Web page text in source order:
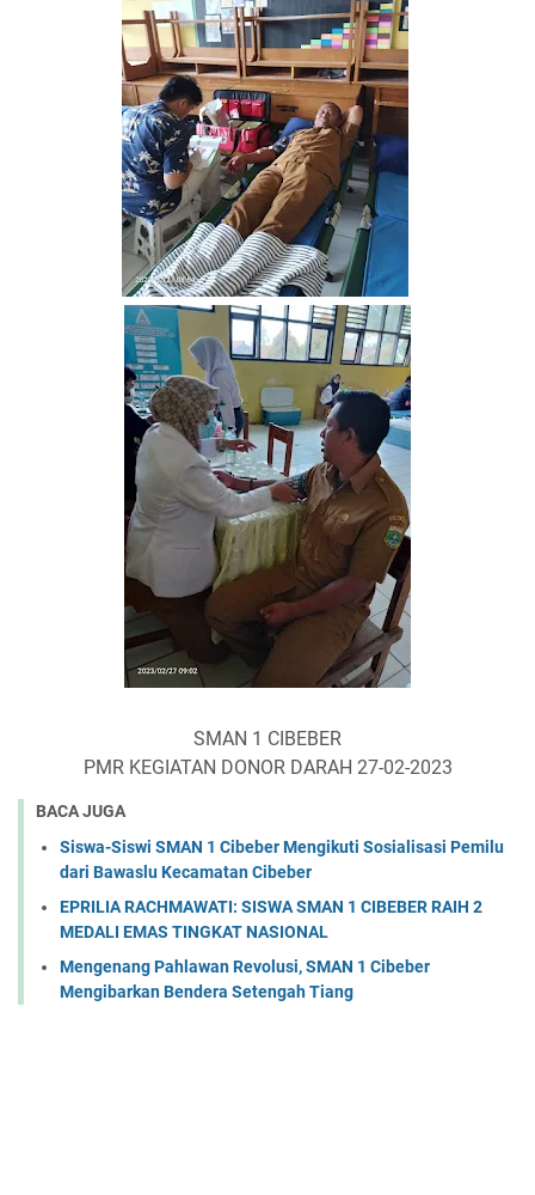
SMAN 1 CIBEBER
PMR KEGIATAN DONOR DARAH 27-02-2023
BACA JUGA
Siswa-Siswi SMAN 1 Cibeber Mengikuti Sosialisasi Pemilu
dari Bawaslu Kecamatan Cibeber
EPRILIA RACHMAWATI: SISWA SMAN 1 CIBEBER RAIH 2
MEDALI EMAS TINGKAT NASIONAL
Mengenang Pahlawan Revolusi, SMAN 1 Cibeber
Mengibarkan Bendera Setengah Tiang